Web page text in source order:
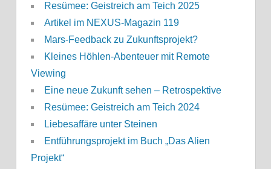
Resümee: Geistreich am Teich 2025
Artikel im NEXUS-Magazin 119
Mars-Feedback zu Zukunftsprojekt?
Kleines Höhlen-Abenteuer mit Remote
Viewing
Eine neue Zukunft sehen – Retrospektive
Resümee: Geistreich am Teich 2024
Liebesaffäre unter Steinen
Entführungsprojekt im Buch „Das Alien
Projekt“